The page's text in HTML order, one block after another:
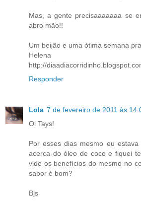
Mas, a gente precisaaaaaaa se
abro mão!!
Um beijão e uma ótima semana
Helena
http://
Responder
Lola 7 de fevereiro de 2011 às
Oi Tays!
Por esses dias mesmo eu
acerca do óleo de coco e fiquei
vide os benefícios do mesmo no
sabor é bom?
Bjs